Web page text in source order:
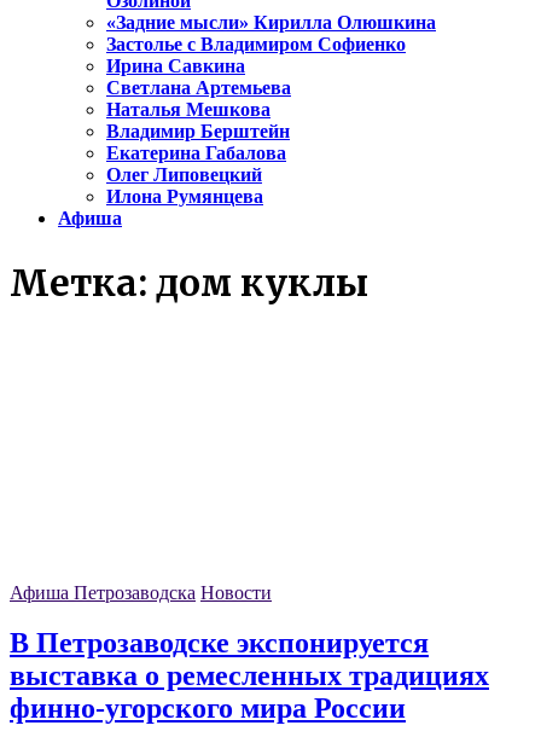
«Задние мысли» Кирилла Олюшкина
Застолье с Владимиром Софиенко
Ирина Савкина
Светлана Артемьева
Наталья Мешкова
Владимир Берштейн
Екатерина Габалова
Олег Липовецкий
Илона Румянцева
Афиша
Метка: дом куклы
Афиша Петрозаводска Новости
В Петрозаводске экспонируется
выставка о ремесленных традициях
финно-угорского мира России